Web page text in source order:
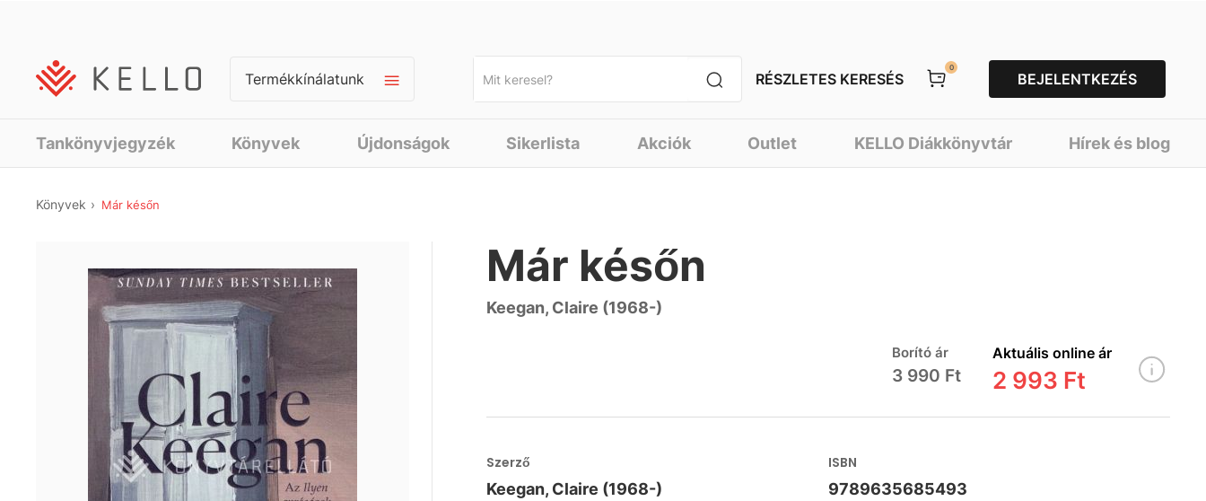
Termékkínálatunk RÉSZLETES KERESÉS
0
BEJELENTKEZÉS
Tankönyvjegyzék Könyvek Újdonságok Sikerlista Akciók Outlet KELLO Diákkönyvtár Hírek és blog
Könyvek Már későn
Már későn
Keegan, Claire (1968-)
Borító ár
3 990 Ft
Aktuális online ár
2 993 Ft
Szerző
Keegan, Claire (1968-)
ISBN
9789635685493